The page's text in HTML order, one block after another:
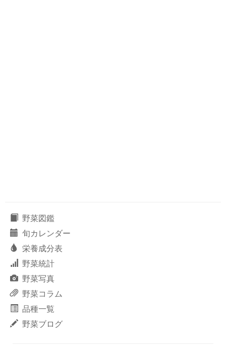
野菜図鑑
旬カレンダー
栄養成分表
野菜統計
野菜写真
野菜コラム
品種一覧
野菜ブログ